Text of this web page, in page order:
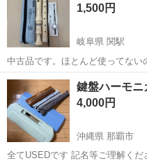
300円～の格安食堂あり！《佐...
1,500円
岐阜県 関駅
中古品です。ほとんど使ってない
してからお引き渡しします。 取
岐阜 関市 関駅 管
4,000円
沖縄県 那覇市
全てUSEDです 記名等ご理解くだ